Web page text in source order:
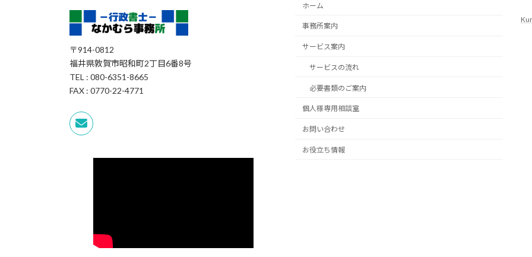
〒914-0812
福井県敦賀市昭和町2丁目6番8号
TEL : 080-6351-8665
FAX : 0770-22-4771
ホーム
事務所案内
サービス案内
サービスの流れ
必要書類のご案内
個人様専用相談室
お問い合わせ
お役立ち情報